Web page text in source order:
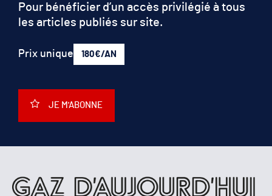
Pour bénéficier d’un accès privilégié à tous
les articles publiés sur site.
Prix unique 180€/AN
JE M'ABONNE